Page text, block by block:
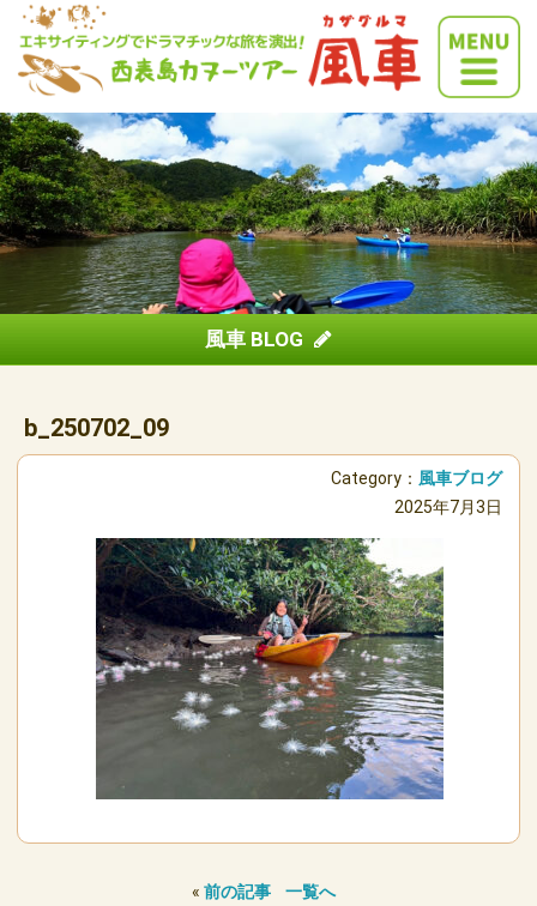
風車 BLOG
b_250702_09
Category： 風車ブログ
2025年7月3日
« 前の記事 一覧へ